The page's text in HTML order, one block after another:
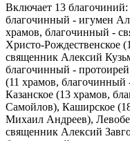
Включает 13
благочинный - игумен
храмов, благочинный -
Христо-Рождественское
священник Алексий
благочинный -
(11 храмов,
Казанское (13 храмов,
Самойлов), Каширское
Михаил Андреев),
священник Алексий